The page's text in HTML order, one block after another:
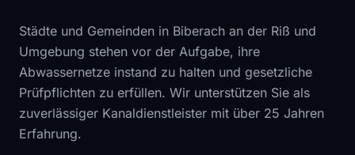
Städte und Gemeinden in Biberach an der Riß und
Umgebung stehen vor der Aufgabe, ihre
Abwassernetze instand zu halten und gesetzliche
Prüfpflichten zu erfüllen. Wir unterstützen Sie als
zuverlässiger Kanaldienstleister mit über 25 Jahren
Erfahrung.